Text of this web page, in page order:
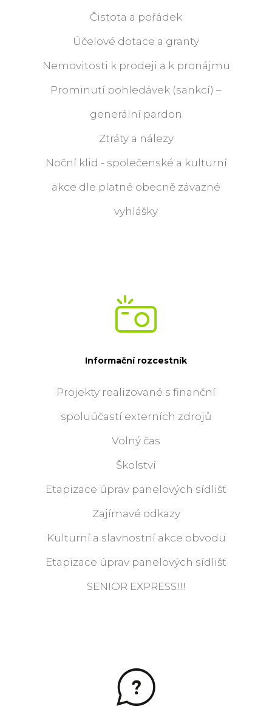
Čistota a pořádek
Účelové dotace a granty
Nemovitosti k prodeji a k pronájmu
Prominutí pohledávek (sankcí) –
generální pardon
Ztráty a nálezy
Noční klid - společenské a kulturní
akce dle platné obecně závazné
vyhlášky
Informační rozcestník
Projekty realizované s finanční
spoluúčastí externích zdrojů
Volný čas
Školství
Etapizace úprav panelových sídlišť
Zajímavé odkazy
Kulturní a slavnostní akce obvodu
Etapizace úprav panelových sídlišť
SENIOR EXPRESS!!!